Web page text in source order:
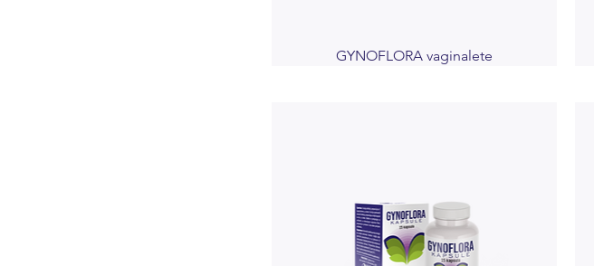
GYNOFLORA vaginalete